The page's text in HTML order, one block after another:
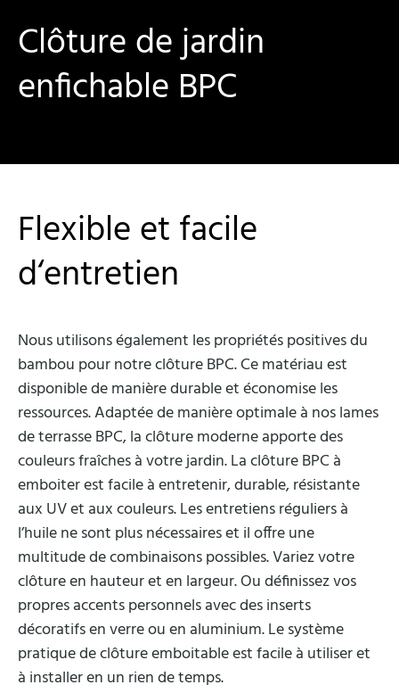
Clôture de jardin
enfichable BPC
Flexible et facile
d‘entretien
Nous utilisons également les propriétés positives du
bambou pour notre clôture BPC. Ce matériau est
disponible de manière durable et économise les
ressources. Adaptée de manière optimale à nos lames
de terrasse BPC, la clôture moderne apporte des
couleurs fraîches à votre jardin. La clôture BPC à
emboiter est facile à entretenir, durable, résistante
aux UV et aux couleurs. Les entretiens réguliers à
l’huile ne sont plus nécessaires et il offre une
multitude de combinaisons possibles. Variez votre
clôture en hauteur et en largeur. Ou définissez vos
propres accents personnels avec des inserts
décoratifs en verre ou en aluminium. Le système
pratique de clôture emboitable est facile à utiliser et
à installer en un rien de temps.